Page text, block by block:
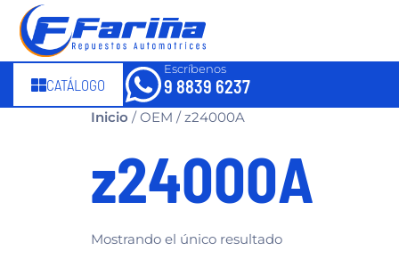
CATÁLOGO
Escríbenos
9 8839 6237
Inicio / OEM / z24000A
z24000A
Mostrando el único resultado